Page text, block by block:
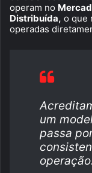
operam no
Distribuída, o que
operadas
um
passa
operação.